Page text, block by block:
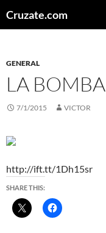
toCruzate.com
GENERAL
LA BOMBA
7/1/2015 VICTOR
http://ift.tt/1Dh15sr
SHARE THIS: